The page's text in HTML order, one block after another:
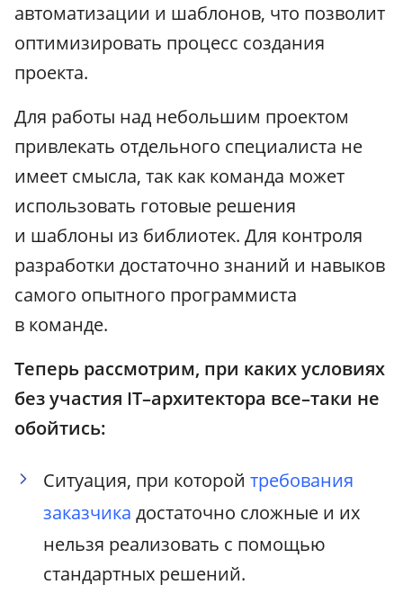
автоматизации и шаблонов, что позволит
оптимизировать процесс создания
проекта.
Для работы над небольшим проектом
привлекать отдельного специалиста не
имеет смысла, так как команда может
использовать готовые решения
и шаблоны из библиотек. Для контроля
разработки достаточно знаний и навыков
самого опытного программиста
в команде.
Теперь рассмотрим, при каких условиях
без участия IT–архитектора все–таки не
обойтись:
Ситуация, при которой требования
заказчика достаточно сложные и их
нельзя реализовать с помощью
стандартных решений.